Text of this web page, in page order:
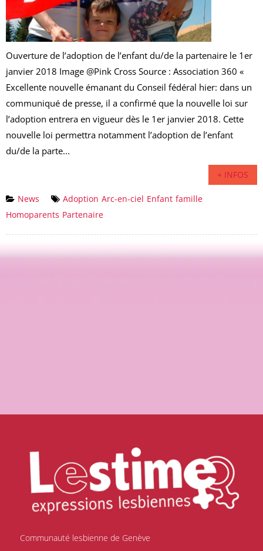
Ouverture de l’adoption de l’enfant du/de la partenaire le 1er
janvier 2018 Image @Pink Cross Source : Association 360 «
Excellente nouvelle émanant du Conseil fédéral hier: dans un
communiqué de presse, il a confirmé que la nouvelle loi sur
l’adoption entrera en vigueur dès le 1er janvier 2018. Cette
nouvelle loi permettra notamment l’adoption de l’enfant
du/de la parte...
+ INFOS
News Adoption Arc-en-ciel Enfant famille
Homoparents Partenaire
Communauté lesbienne de Genève